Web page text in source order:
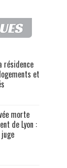
résidence
et
morte
de Lyon :